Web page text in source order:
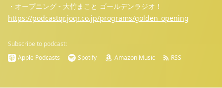
・オープニング - 大竹まこと ゴールデンラジオ！
https://podcastqr.joqr.co.jp/programs/golden_opening
Subscribe to podcast:
Apple Podcasts
Spotify Amazon Music RSS